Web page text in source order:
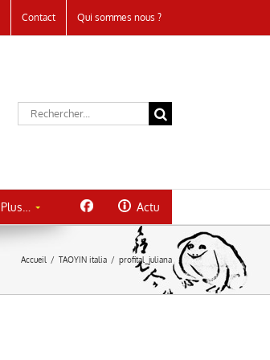
Contact Qui sommes nous ?
Rechercher:
Plus… Actu
Accueil / TAOYIN italia / profital_juliana